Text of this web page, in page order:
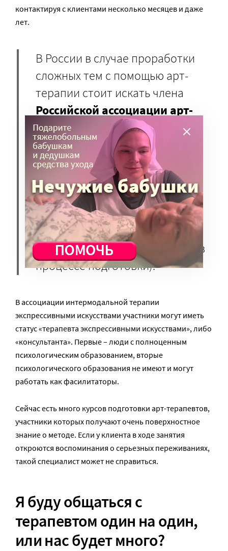
контактируя с клиентами несколько месяцев и даже
лет.
В России в случае проработки
сложных тем с помощью арт-
терапии стоит искать члена
Российской ассоциации арт-
терапевтов
(существует с 2006
года), либоАссоциации
интермодальной терапии
экспрессивными искусствами
(с 2016 года). В некоторых
случаях список членов можно
найти на сайте ассоциаций
(российские списки находятся в
процессе подготовки).
В ассоциации интермодальной терапии
экспрессивными искусствами участники могут иметь
статус «терапевта экспрессивными искусствами», либо
«консультанта». Первые – люди с полноценным
психологическим образованием, вторые
психологического образования не имеют и могут
работать как фасилитаторы.
Сейчас есть много курсов подготовки арт-терапевтов,
участники которых получают очень поверхностное
знание о методе. Если у клиента в ходе занятия
откроются воспоминания о серьезных переживаниях,
такой специалист может не справиться.
Я буду общаться с
терапевтом один на один,
или нас будет много?